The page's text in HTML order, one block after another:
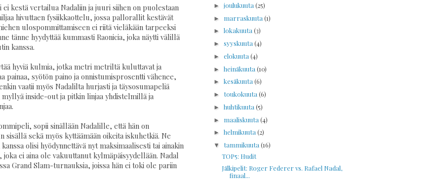
kestä vertailua Nadaliin ja juuri siihen on puolestaan
hivuttaen fysiikkaottelu, jossa pallorallit kestävät
ulospommittamiseen ei riitä vieläkään tarpeeksi
tänne hyydyttää kummasti Raonicia, joka näytti välillä
kanssa.
hyviä kulmia, jotka metri metriltä kuluttavat ja
painaa, syötön paino ja onnistumisprosentti vähenee,
vaatii myös Nadalilta hurjasti ja täysosumapeliä
inside-out ja pitkin linjaa yhdistelmillä ja
sopii sinällään Nadalille, että hän on
sekä myös kyttäämään oikeita iskuhetkiä. Ne
olisi hyödynnettävä nyt maksimaalisesti tai ainakin
ei aina ole vakuuttanut kylmäpäisyydellään. Nadal
Grand Slam-turnauksia, joissa hän ei toki ole pariin
►joulukuuta(25)
► marraskuuta(1)
►lokakuuta(3)
►syyskuuta(4)
►elokuuta(4)
►heinäkuuta(10)
►kesäkuuta(6)
►toukokuuta(6)
►huhtikuuta(5)
► maaliskuuta(4)
►helmikuuta(2)
▼tammikuuta(16)
TOP5: Hudit
Jälkipelit: Roger Federer vs. Rafael Nadal,
finaal...